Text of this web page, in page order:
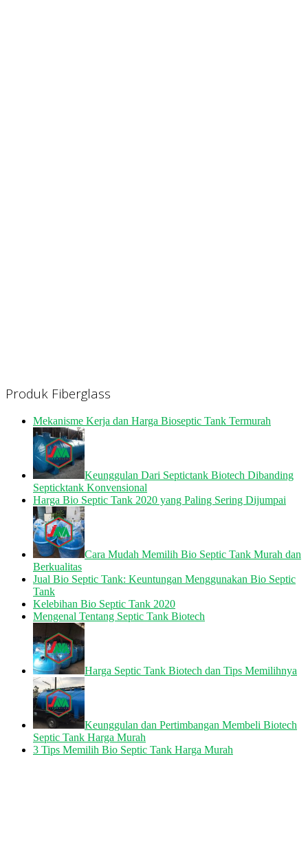
Produk Fiberglass
Mekanisme Kerja dan Harga Bioseptic Tank Termurah
Keunggulan Dari Septictank Biotech Dibanding
Septicktank Konvensional
Harga Bio Septic Tank 2020 yang Paling Sering Dijumpai
Cara Mudah Memilih Bio Septic Tank Murah dan
Berkualitas
Jual Bio Septic Tank: Keuntungan Menggunakan Bio Septic
Tank
Kelebihan Bio Septic Tank 2020
Mengenal Tentang Septic Tank Biotech
Harga Septic Tank Biotech dan Tips Memilihnya
Keunggulan dan Pertimbangan Membeli Biotech
Septic Tank Harga Murah
3 Tips Memilih Bio Septic Tank Harga Murah